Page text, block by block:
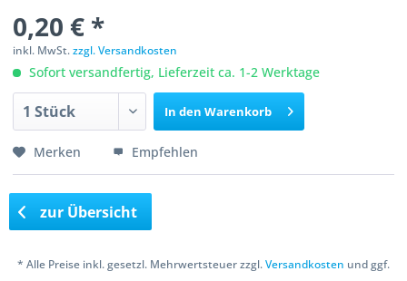
0,20 € *
inkl. MwSt.zzgl. Versandkosten
Sofort versandfertig, Lieferzeit ca. 1-2 Werktage
In den Warenkorb
Merken Empfehlen
zur Übersicht
* Alle Preise inkl. gesetzl. Mehrwertsteuer zzgl.Versandkosten und ggf.